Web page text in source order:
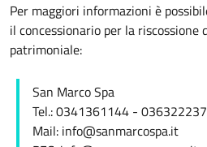
Per maggiori informazioni è
il concessionario per la riscossione
patrimoniale:
San Marco Spa
Tel.: 0341361144 -
Mail: info@sanmarcospa.it